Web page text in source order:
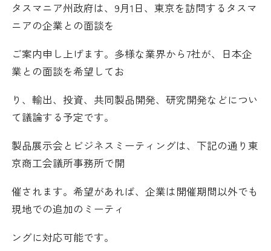
タスマニア州政府は、 9月1 日、東京を訪問するタスマ
ニアの企業との面談を
ご案内申し上げます。多様な業界から7社が、日本企
業との面談を希望してお
り、輸出、投資、共同製品開発、研究開発などについ
て議論する予定です。
製品展示会とビジネスミーティングは、下記の通り東
京商工会議所事務所で開
催されます。希望があれば、企業は開催期間以外でも
現地での追加のミーティ
ングに対応可能です。